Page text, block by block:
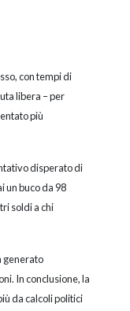
con tempi di
libera – per
più
disperato di
un buco da 98
soldi a chi
generato
In conclusione, la
da calcoli politici